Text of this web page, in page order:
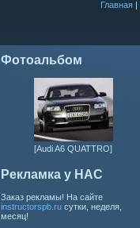
Главная|
Фотоальбом
[Audi A6 QUATTRO]
Рекламка у НАС
Заказ рекламы! На сайте
instructorspb.ru сутки, неделя,
месяц!